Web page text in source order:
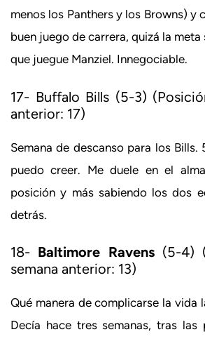
menos los Panthers y los Browns) y
buen juego de carrera, quizá la meta
que juegue Manziel. Innegociable.
17- Buffalo Bills (5-3)
anterior: 17)
Semana de descanso para los
puedo creer. Me duele en el
posición y más sabiendo los dos
detrás.
18- Baltimore Ravens(5-4)
semana anterior: 13)
Qué manera de complicarse la vida
Decía hace tres semanas, tras las